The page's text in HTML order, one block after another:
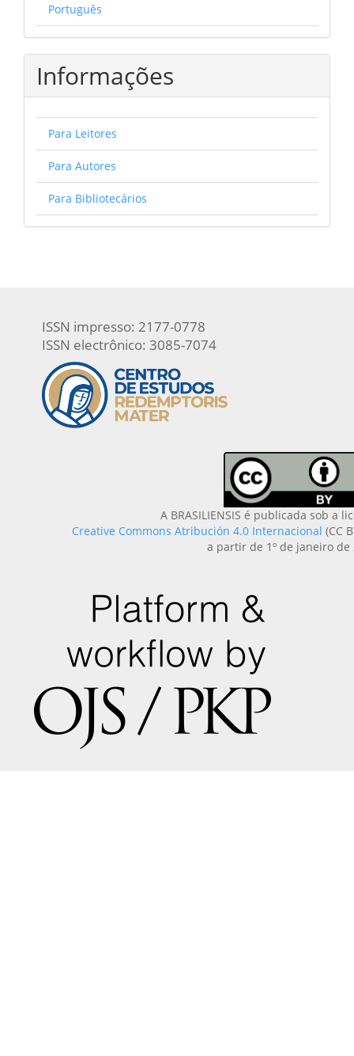
Português
Informações
Para Leitores
Para Autores
Para Bibliotecários
ISSN impresso: 2177-0778
ISSN electrônico: 3085-7074
A BRASILIENSIS é publicada sob a
Creative Commons Atribución 4.0 Internacional (CC
a partir de 1º de janeiro de